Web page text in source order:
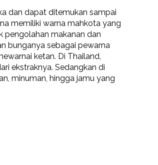
dan dapat ditemukan sampai
memiliki warna mahkota yang
pengolahan makanan dan
bunganya sebagai pewarna
ketan. Di Thailand,
ekstraknya. Sedangkan di
minuman, hingga jamu yang